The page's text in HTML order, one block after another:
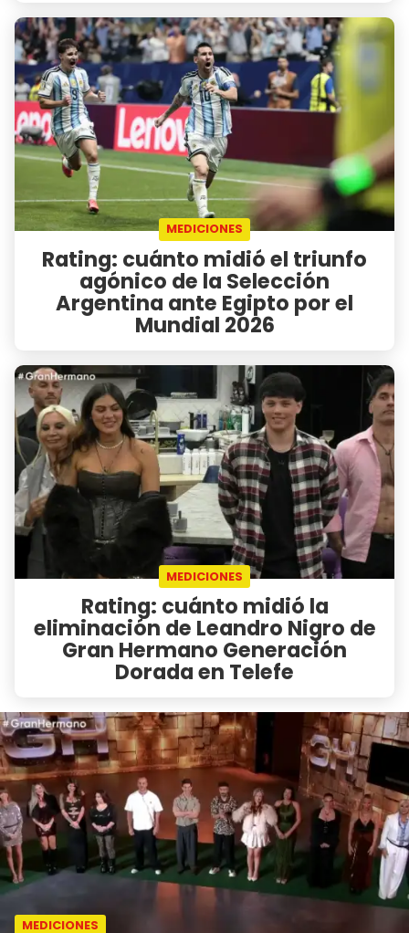
MEDICIONES
Rating: cuánto midió el triunfo
agónico de la Selección
Argentina ante Egipto por el
Mundial 2026
MEDICIONES
Rating: cuánto midió la
eliminación de Leandro Nigro de
Gran Hermano Generación
Dorada en Telefe
MEDICIONES